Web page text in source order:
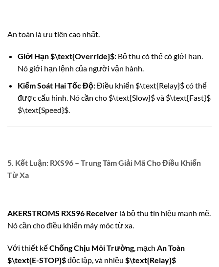
An toàn là ưu tiên cao nhất.
Giới Hạn$\text{Override}$:Bộ thu có thể có giới hạn.
Nó giới hạn lệnh của người vận hành.
Kiểm Soát Hai Tốc Độ:Điều khiển $\text{Relay}$có thể
được cấu hình. Nó cần cho $\text{Slow}$và $\text{Fast}$
$\text{Speed}$.
5. Kết Luận: RXS96 – Trung Tâm Giải Mã Cho Điều Khiển
Từ Xa
AKERSTROMS RXS96 Receiver là bộ thu tín hiệu mạnh mẽ.
Nó cần cho điều khiển máy móc từ xa.
Với thiết kếChống Chịu Môi Trường, mạch An Toàn
$\text{E-STOP}$độc lập, và nhiều $\text{Relay}$